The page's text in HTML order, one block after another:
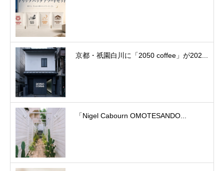
京都・祇園白川に「2050 coffee」が202...
「Nigel Cabourn OMOTESANDO...